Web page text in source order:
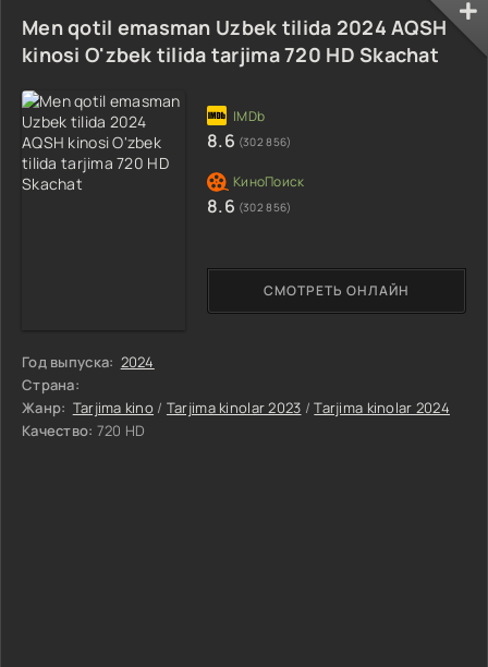
Men qotil emasman Uzbek tilida 2024 AQSH
kinosi O'zbek tilida tarjima 720 HD Skachat
Год выпуска: 2024
Страна:
Жанр: Tarjima kino / Tarjima kinolar 2023 /Tarjima kinolar 2024
Качество: 720 HD
СМОТРЕТЬ ОНЛАЙН
8.6 (302 856)
8.6 (302 856)